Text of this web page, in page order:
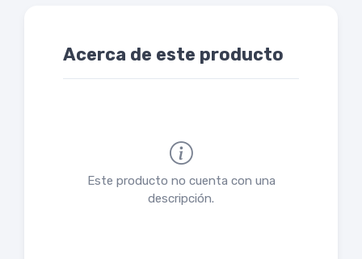
Acerca de este producto
Este producto no cuenta con una
descripción.